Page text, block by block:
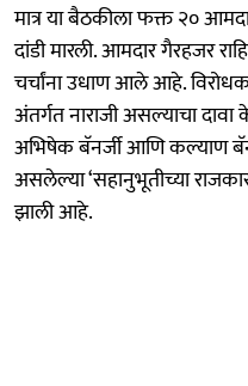
मात्र या बैठकीला फक्त २०
दांडी मारली. आमदार गैरहजर
चर्चांना उधाण आले आहे.
अंतर्गत नाराजी असल्याचा
अभिषेक बॅनर्जी आणि कल्याण
असलेल्या ‘सहानुभूतीच्या
झाली आहे.